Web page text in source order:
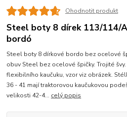
Ohodnotit produkt
Steel boty 8 dírek 113/114/
bordó
Steel boty 8 dírkové bordo bez ocelové
obuv Steel bez ocelové špičky. Trojité
flexibilního kaučuku, vzor viz obrázek.
36 - 41 mají traktorovou kaučukovou
velikosti 42-4... celý popis